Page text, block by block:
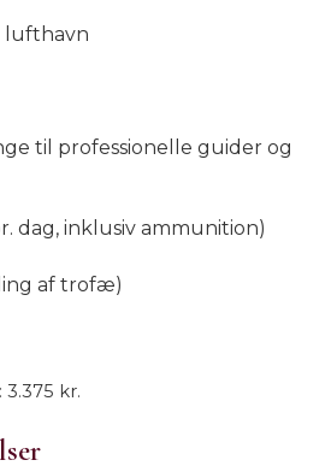
lufthavn
til professionelle guider og
dag, inklusiv ammunition)
af trofæ)
kr.